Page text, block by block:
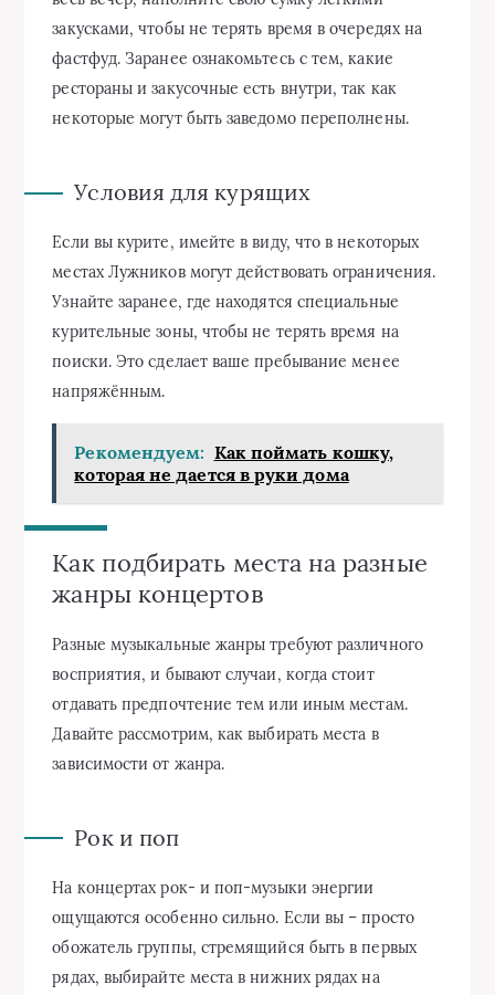
закусками, чтобы не терять время в очередях на
фастфуд. Заранее ознакомьтесь с тем, какие
рестораны и закусочные есть внутри, так как
некоторые могут быть заведомо переполнены.
Условия для курящих
Если вы курите, имейте в виду, что в некоторых
местах Лужников могут действовать ограничения.
Узнайте заранее, где находятся специальные
курительные зоны, чтобы не терять время на
поиски. Это сделает ваше пребывание менее
напряжённым.
Рекомендуем: Как поймать кошку,
которая не дается в руки дома
Как подбирать места на разные
жанры концертов
Разные музыкальные жанры требуют различного
восприятия, и бывают случаи, когда стоит
отдавать предпочтение тем или иным местам.
Давайте рассмотрим, как выбирать места в
зависимости от жанра.
Рок и поп
На концертах рок- и поп-музыки энергии
ощущаются особенно сильно. Если вы – просто
обожатель группы, стремящийся быть в первых
рядах, выбирайте места в нижних рядах на